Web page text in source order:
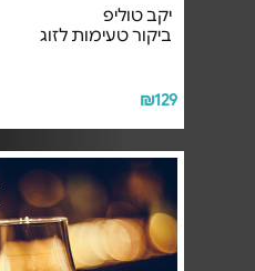
יקב טוליפ
ביקור טעימות לזוג
₪129